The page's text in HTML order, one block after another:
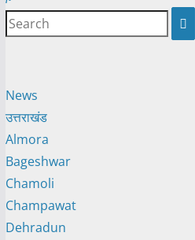
News
उत्तराखंड
Almora
Bageshwar
Chamoli
Champawat
Dehradun